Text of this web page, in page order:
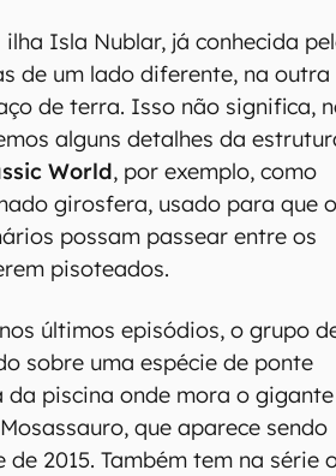
Isla Nublar, já conhecida
de um lado diferente, na outra
de terra. Isso não significa,
alguns detalhes da
World, por exemplo, como
girosfera, usado para que
possam passear entre os
pisoteados.
últimos episódios, o grupo
sobre uma espécie de ponte
da piscina onde mora o gigante
que aparece sendo
2015. Também tem na série